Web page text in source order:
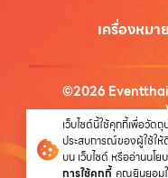
เครื่องหมา
©2026
นโ
เว็บไซต์นี้ใช้คุกกี้เพื่อวัต
ประสบการณ์ของผู้ใช้ใ
บน เว็บไซต์ หรืออ่านนโ
การใช้คุกกี้ คุณยินยอมใ